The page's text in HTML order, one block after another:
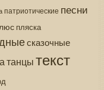
патриотические песни
пляска
сказочные
танцытекст